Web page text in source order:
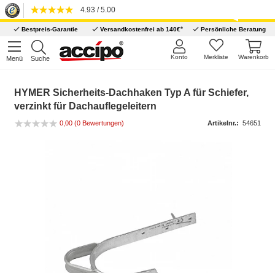
4.93 / 5.00
Bestpreis-Garantie Versandkostenfrei ab 140€* Persönliche Beratung
Menü Suche Warenkorb
Merkliste
Konto
HYMER Sicherheits-Dachhaken Typ A für Schiefer,
verzinkt für Dachauflegeleitern
0,00 (0 Bewertungen) Artikelnr.: 54651